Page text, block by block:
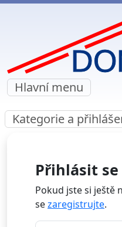
Hlavní menu
Kategorie a
Přihlásit se
Pokud jste si ještě
sezaregistrujte.